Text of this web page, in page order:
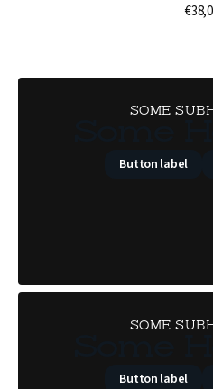
SOME
Button label
SOME
Button label